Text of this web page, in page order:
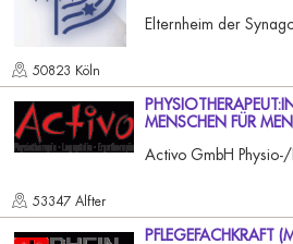
50823 Köln
MENSCHEN FÜR
53347 Alfter